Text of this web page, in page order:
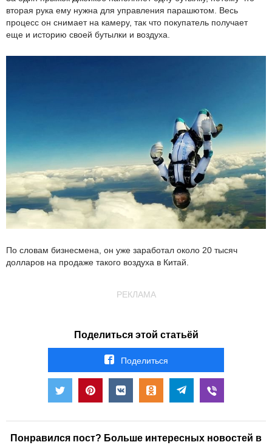
вторая рука ему нужна для управления парашютом. Весь
процесс он снимает на камеру, так что покупатель получает
еще и историю своей бутылки и воздуха.
По словам бизнесмена, он уже заработал около 20 тысяч
долларов на продаже такого воздуха в Китай.
РЕКЛАМА
Поделиться этой статьёй
Поделиться
Понравился пост? Больше интересных новостей в